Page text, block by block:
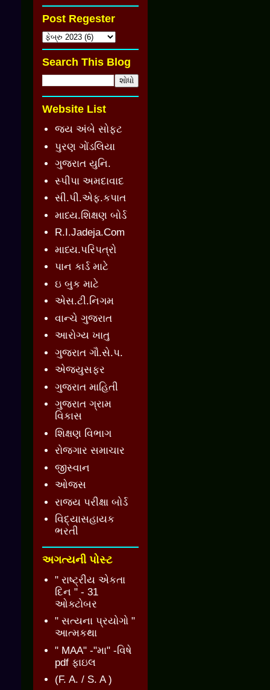
Post Regester
Search This Blog
Website List
જય અંબે સોફ્ટ
પુરણ ગોંડલિયા
ગુજરાત યુનિ.
સ્પીપા અમદાવાદ
સી.પી.એફ.કપાત
માધ્ય.શિક્ષણ બોર્ડ
R.I.Jadeja.Com
માધ્ય.પરિપત્રો
પાન કાર્ડ માટે
ઇ બુક માટે
એસ.ટી.નિગમ
વાન્ચે ગુજરાત
આરોગ્ય ખાતુ
ગુજરાત ગૌ.સે.પ.
એજ્યુસફર
ગુજરાત માહિતી
ગુજરાત ગ્રામ
વિકાસ
શિક્ષણ વિભાગ
રોજગાર સમાચાર
જીસ્વાન
ઓજસ
રાજ્ય પરીક્ષા બોર્ડ
વિદ્યાસહાયક
ભરતી
અગત્યની પોસ્ટ
" રાષ્ટ્રીય એકતા
દિન " - 31
ઓક્ટોબર
" સત્યના પ્રયોગો "
આત્મકથા
" MAA" -"મા" -વિષે
pdf ફાઇલ
(F. A. / S. A )